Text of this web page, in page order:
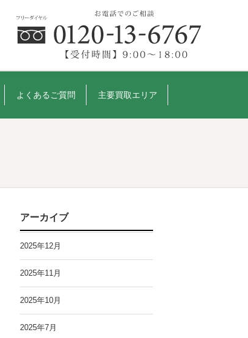
よくあるご質問 主要買取エリア
アーカイブ
2025年12月
2025年11月
2025年10月
2025年7月